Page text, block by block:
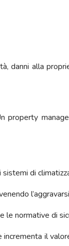
danni alla
di
le normative di
il